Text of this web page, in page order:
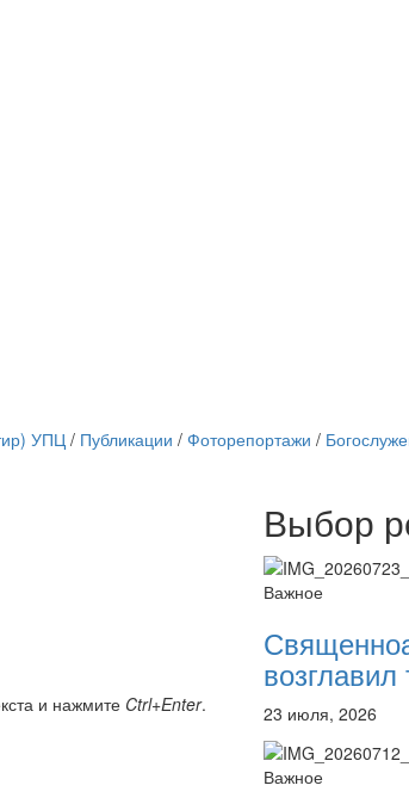
Онлайн трансляции
12 сентября 2015
12 сентября 2015
12 сентября 2015
12 сентября 2015
12 сентября 2015
12 сентября 2015
Перейти к архиву
УПЦ/ Публикации / Фоторепортажи /
и нажмите Ctrl+Enter.
Выбор
Важное
23 июля, 2026
Важное